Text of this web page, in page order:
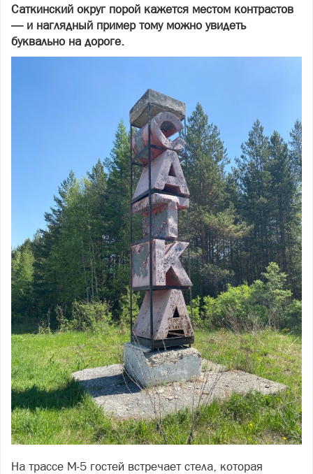
Саткинский округ порой кажется местом контрастов
— и наглядный пример тому можно увидеть
буквально на дороге.
На трассе М‑5 гостей встречает стела, которая